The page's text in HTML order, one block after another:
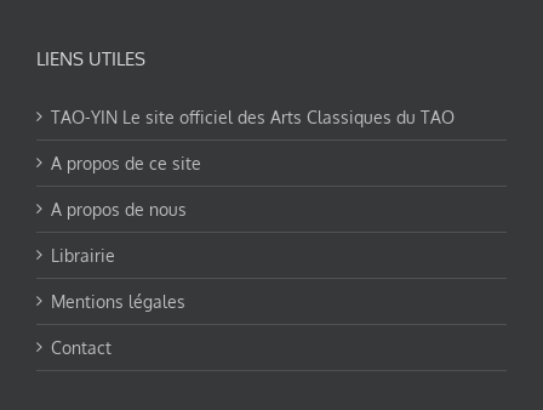
LIENS UTILES
TAO-YIN Le site officiel des Arts Classiques du TAO
A propos de ce site
A propos de nous
Librairie
Mentions légales
Contact